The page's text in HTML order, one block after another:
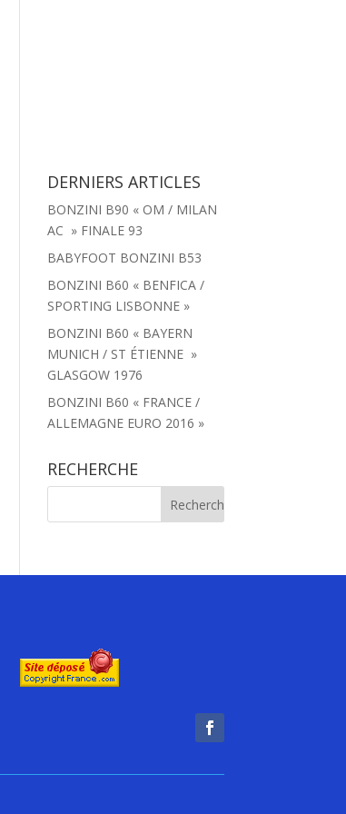
DERNIERS ARTICLES
BONZINI B90 « OM / MILAN
AC » FINALE 93
BABYFOOT BONZINI B53
BONZINI B60 « BENFICA /
SPORTING LISBONNE »
BONZINI B60 « BAYERN
MUNICH / ST ÉTIENNE »
GLASGOW 1976
BONZINI B60 « FRANCE /
ALLEMAGNE EURO 2016 »
RECHERCHE